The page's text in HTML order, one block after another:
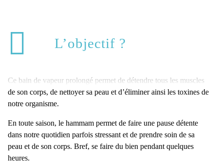
L’objectif ?
Ce bain de vapeur prolongé permet de détendre tous les muscles
de son corps, de nettoyer sa peau et d’éliminer ainsi les toxines de
notre organisme.
En toute saison, le hammam permet de faire une pause détente
dans notre quotidien parfois stressant et de prendre soin de sa
peau et de son corps. Bref, se faire du bien pendant quelques
heures.